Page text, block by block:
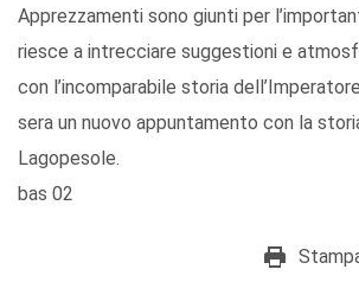
Apprezzamenti sono giunti per
riesce a intrecciare suggestioni e
con l’incomparabile storia
sera un nuovo appuntamento con la
Lagopesole.
bas 02